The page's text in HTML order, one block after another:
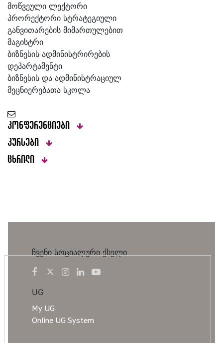
მოწვეული ლექტორი
პრორექტორი სტრატეგიული
განვითარების მიმართულებით
მაგისტრი
ბიზნესის ადმინისტრირების
დეპარტამენტი
ბიზნესის და ადმინისტრაციულ
მეცნიერებათა სკოლა
კონფერენციები
კურსები
ცხრილი
ჩვენი სოციალური ქსელი
UG
My UG
Online UG System